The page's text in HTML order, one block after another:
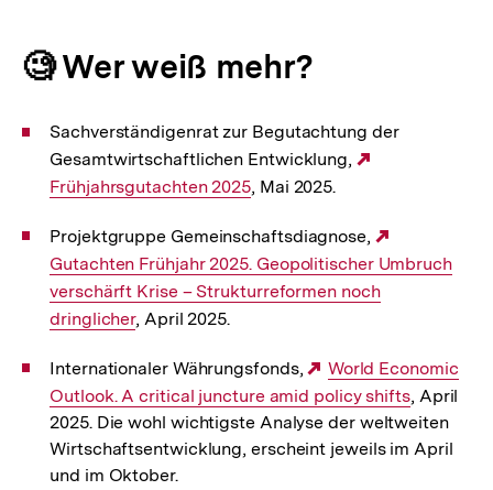
🧐 Wer weiß mehr?
Sachverständigenrat zur Begutachtung der
Gesamtwirtschaftlichen Entwicklung,
Frühjahrsgutachten 2025, Mai 2025.
Projektgruppe Gemeinschaftsdiagnose,
Link:
Gutachten Frühjahr 2025. Geopolitischer Umbruch
verschärft Krise – Strukturreformen noch
dringlicher, April 2025.
Internationaler Währungsfonds,
Externer
Link:
World Economic
Outlook. A critical juncture amid policy shifts, April
2025. Die wohl wichtigste Analyse der weltweiten
Wirtschaftsentwicklung, erscheint jeweils im April
und im Oktober.